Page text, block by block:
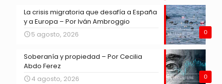
0
La crisis migratoria que desafía a España
y a Europa – Por Iván Ambroggio
5 agosto, 2026
0
Soberanía y propiedad – Por Cecilia
Abdo Ferez
4 agosto, 2026